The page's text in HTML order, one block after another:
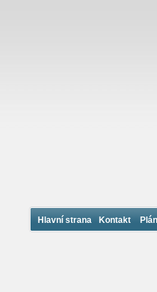
Hlavní strana Kontakt